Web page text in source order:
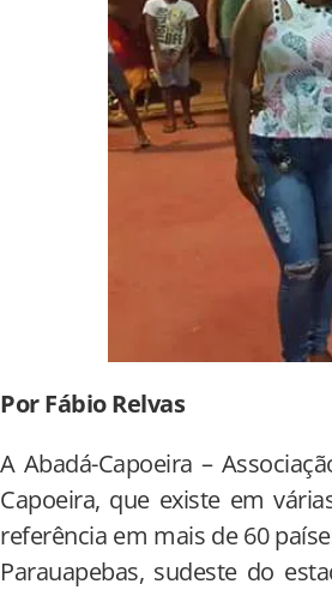
Por Fábio Relvas
A Abadá-Capoeira –
Capoeira, que existe em
referência em mais de 60
Parauapebas, sudeste do